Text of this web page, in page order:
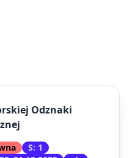
Odznaki
S: 1